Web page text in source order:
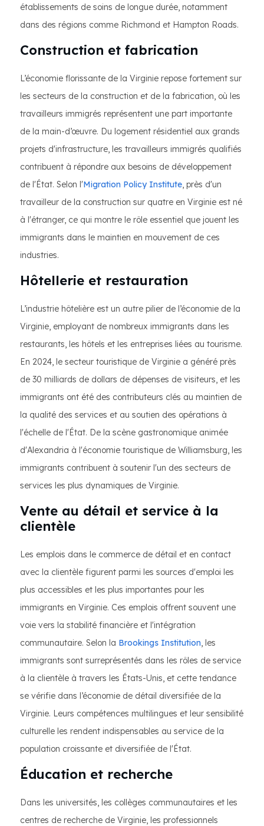
établissements de soins de longue durée, notamment
dans des régions comme Richmond et Hampton Roads.
Construction et fabrication
L’économie florissante de la Virginie repose fortement sur
les secteurs de la construction et de la fabrication, où les
travailleurs immigrés représentent une part importante
de la main-d’œuvre. Du logement résidentiel aux grands
projets d'infrastructure, les travailleurs immigrés qualifiés
contribuent à répondre aux besoins de développement
de l'État. Selon l'Migration Policy Institute, près d'un
travailleur de la construction sur quatre en Virginie est né
à l'étranger, ce qui montre le rôle essentiel que jouent les
immigrants dans le maintien en mouvement de ces
industries.
Hôtellerie et restauration
L’industrie hôtelière est un autre pilier de l’économie de la
Virginie, employant de nombreux immigrants dans les
restaurants, les hôtels et les entreprises liées au tourisme.
En 2024, le secteur touristique de Virginie a généré près
de 30 milliards de dollars de dépenses de visiteurs, et les
immigrants ont été des contributeurs clés au maintien de
la qualité des services et au soutien des opérations à
l'échelle de l'État. De la scène gastronomique animée
d'Alexandria à l'économie touristique de Williamsburg, les
immigrants contribuent à soutenir l'un des secteurs de
services les plus dynamiques de Virginie.
Vente au détail et service à la
clientèle
Les emplois dans le commerce de détail et en contact
avec la clientèle figurent parmi les sources d'emploi les
plus accessibles et les plus importantes pour les
immigrants en Virginie. Ces emplois offrent souvent une
voie vers la stabilité financière et l'intégration
communautaire. Selon la Brookings Institution, les
immigrants sont surreprésentés dans les rôles de service
à la clientèle à travers les États-Unis, et cette tendance
se vérifie dans l’économie de détail diversifiée de la
Virginie. Leurs compétences multilingues et leur sensibilité
culturelle les rendent indispensables au service de la
population croissante et diversifiée de l'État.
Éducation et recherche
Dans les universités, les collèges communautaires et les
centres de recherche de Virginie, les professionnels